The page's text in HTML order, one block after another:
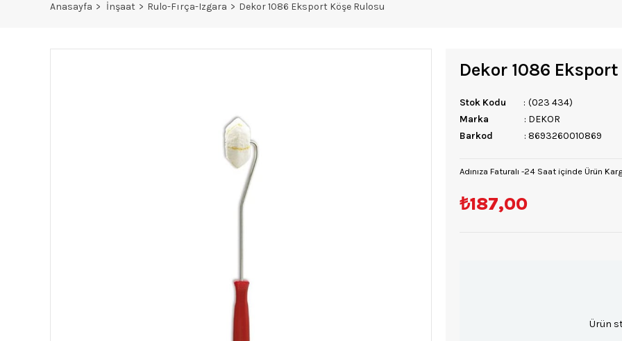
Anasayfa İnşaat Rulo-Fırça-Izgara Dekor 1086 Eksport Köşe Rulosu
Dekor 1086
Stok Kodu
(023 434)
Marka
: DEKOR
Barkod
: 8693260010869
Adınıza Faturalı -24 Saat içinde Ürün
₺187,00
Ürün